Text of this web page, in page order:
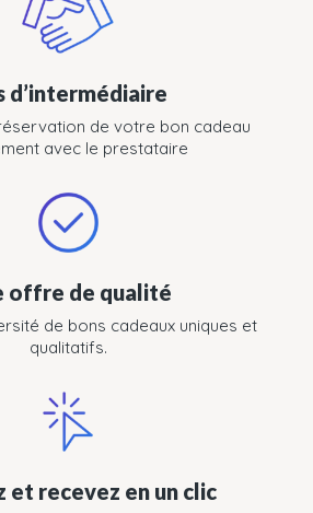
d’intermédiaire
de votre bon cadeau
avec le prestataire
offre de qualité
de bons cadeaux uniques et
qualitatifs.
et recevez en un clic